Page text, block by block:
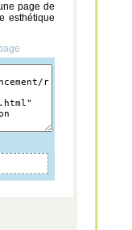
page de
esthétique